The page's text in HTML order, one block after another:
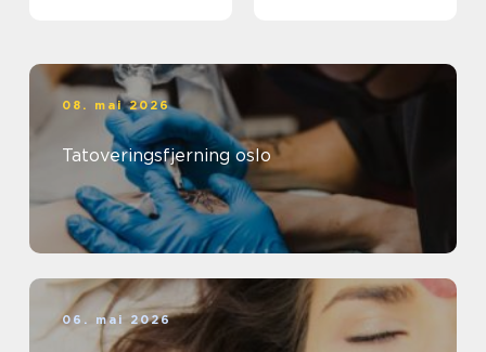
08. mai 2026
Tatoveringsfjerning oslo
06. mai 2026